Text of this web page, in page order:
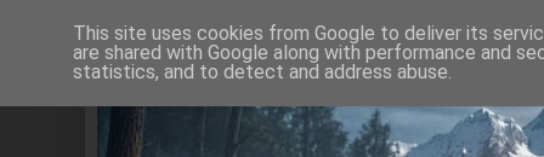
This site uses cookies from Google to deliver its
are shared with Google along with performance and
statistics, and to detect and address abuse.